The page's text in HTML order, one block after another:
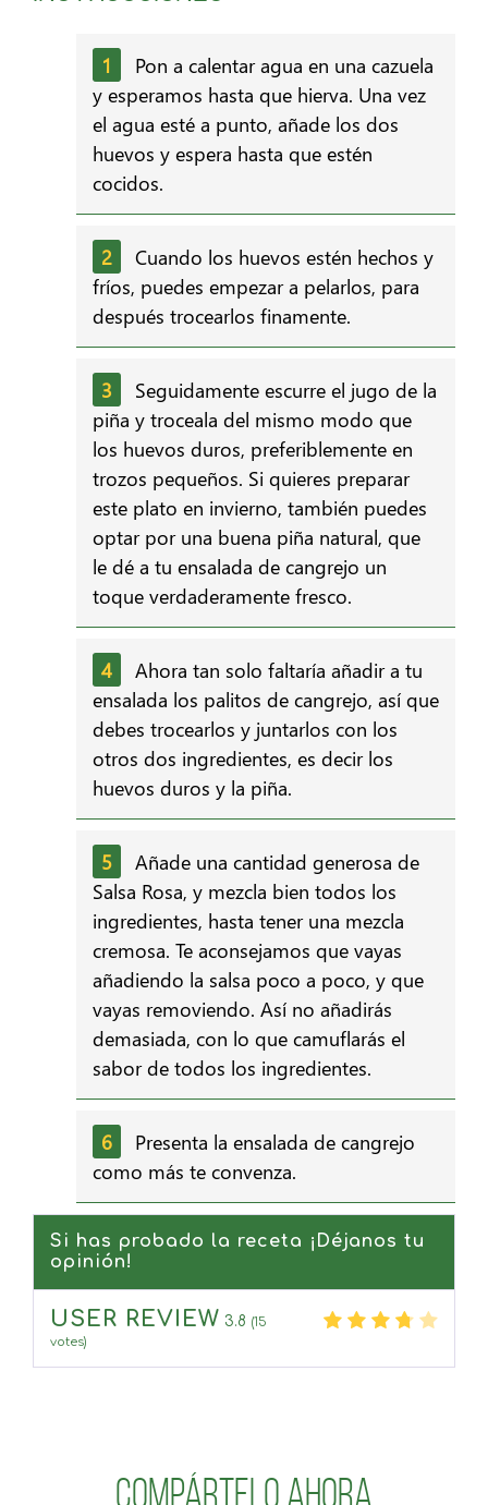
Pon a calentar agua en una cazuela
y esperamos hasta que hierva. Una vez
el agua esté a punto, añade los dos
huevos y espera hasta que estén
cocidos.
Cuando los huevos estén hechos y
fríos, puedes empezar a pelarlos, para
después trocearlos finamente.
Seguidamente escurre el jugo de la
piña y troceala del mismo modo que
los huevos duros, preferiblemente en
trozos pequeños. Si quieres preparar
este plato en invierno, también puedes
optar por una buena piña natural, que
le dé a tu ensalada de cangrejo un
toque verdaderamente fresco.
Ahora tan solo faltaría añadir a tu
ensalada los palitos de cangrejo, así que
debes trocearlos y juntarlos con los
otros dos ingredientes, es decir los
huevos duros y la piña.
Añade una cantidad generosa de
Salsa Rosa, y mezcla bien todos los
ingredientes, hasta tener una mezcla
cremosa. Te aconsejamos que vayas
añadiendo la salsa poco a poco, y que
vayas removiendo. Así no añadirás
demasiada, con lo que camuflarás el
sabor de todos los ingredientes.
Presenta la ensalada de cangrejo
como más te convenza.
Si has probado la receta ¡Déjanos tu
opinión!
USER REVIEW 3.8 (15
votes)